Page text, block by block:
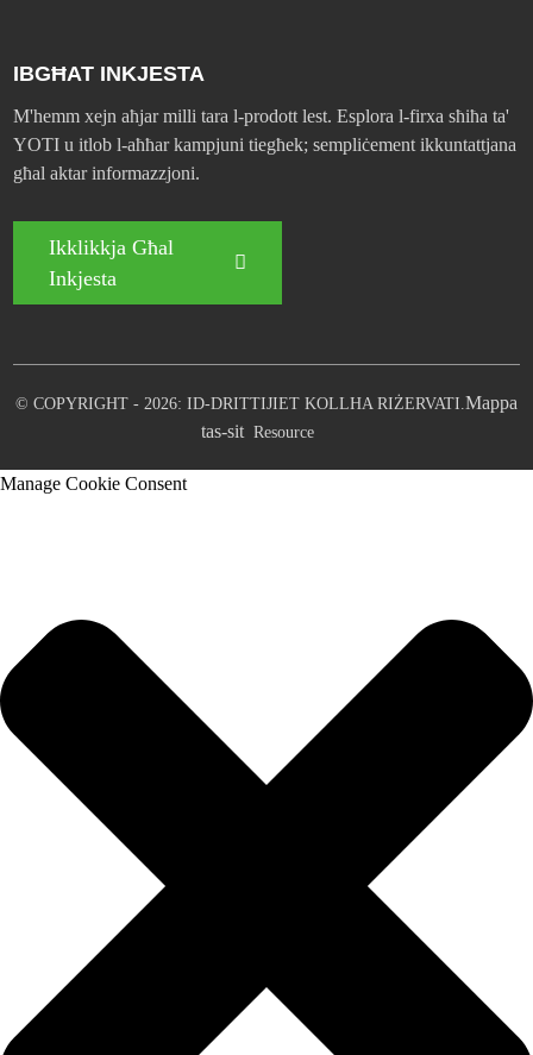
IBGĦAT INKJESTA
M'hemm xejn aħjar milli tara l-prodott lest. Esplora l-firxa sħiħa ta'
YOTI u itlob l-aħħar kampjuni tiegħek; sempliċement ikkuntattjana
għal aktar informazzjoni.
Ikklikkja Għal
Inkjesta
© COPYRIGHT - 2026: ID-DRITTIJIET KOLLHA RIŻERVATI. Mappa
tas-sit Resource
Manage Cookie Consent